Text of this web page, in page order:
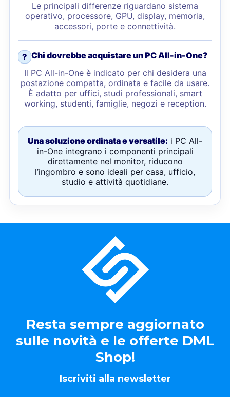
Le principali differenze riguardano sistema
operativo, processore, GPU, display, memoria,
accessori, porte e connettività.
? Chi dovrebbe acquistare un PC All-in-One?
Il PC All-in-One è indicato per chi desidera una
postazione compatta, ordinata e facile da usare.
È adatto per uffici, studi professionali, smart
working, studenti, famiglie, negozi e reception.
Una soluzione ordinata e versatile: i PC All-
in-One integrano i componenti principali
direttamente nel monitor, riducono
l’ingombro e sono ideali per casa, ufficio,
studio e attività quotidiane.
Resta sempre aggiornato
sulle novità e le offerte DML
Shop!
Iscriviti alla newsletter